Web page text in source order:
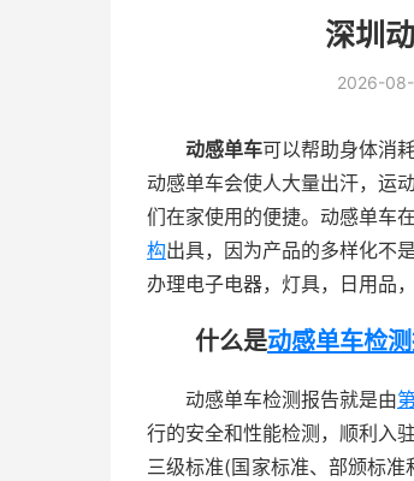
深圳
2026-
动感单车可以帮助身体消
动感单车会使人大量出汗，运
们在家使用的便捷。动感单车
构出具，因为产品的多样化不
办理电子电器，灯具，日用品，
什么是动感单车检
动感单车检测报告就是由
行的安全和性能检测，顺利入
三级标准(国家标准、部颁标